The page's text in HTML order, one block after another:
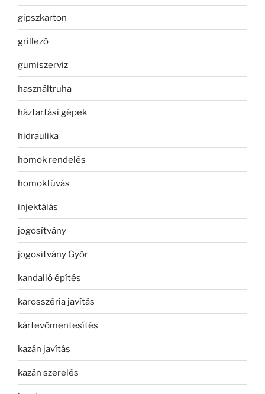
gipszkarton
grillező
gumiszerviz
használtruha
háztartási gépek
hidraulika
homok rendelés
homokfúvás
injektálás
jogosítvány
jogosítvány Győr
kandalló építés
karosszéria javítás
kártevőmentesítés
kazán javítás
kazán szerelés